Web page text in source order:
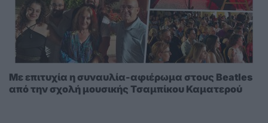
Με επιτυχία η συναυλία-αφιέρωμα στους Beatles
από την σχολή μουσικής Τσαμπίκου Καματερού